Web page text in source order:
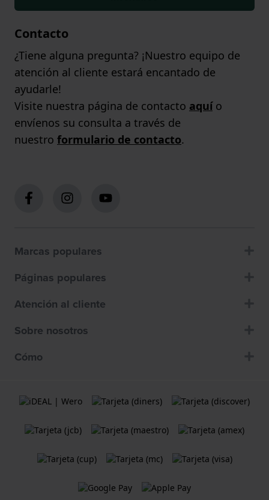
Contacto
¿Tiene alguna pregunta? ¡Nuestro equipo de
atención al cliente estará encantado de
ayudarle!
Visite nuestra página de contacto aquío
envíenos su consulta a través de
nuestro formulario de contacto.
Marcas populares
Páginas populares
Atención al cliente
Sobre nosotros
Cómo